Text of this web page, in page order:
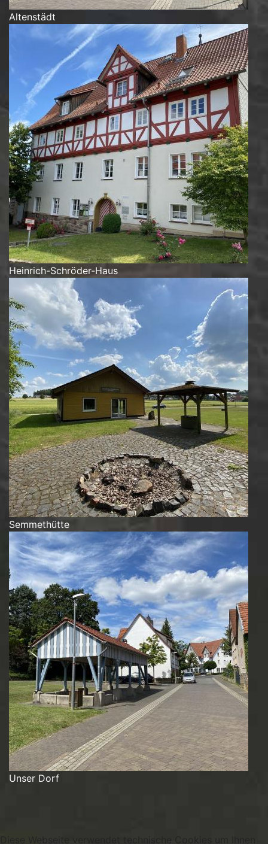
Altenstädt
Heinrich-Schröder-Haus
Semmethütte
Unser Dorf